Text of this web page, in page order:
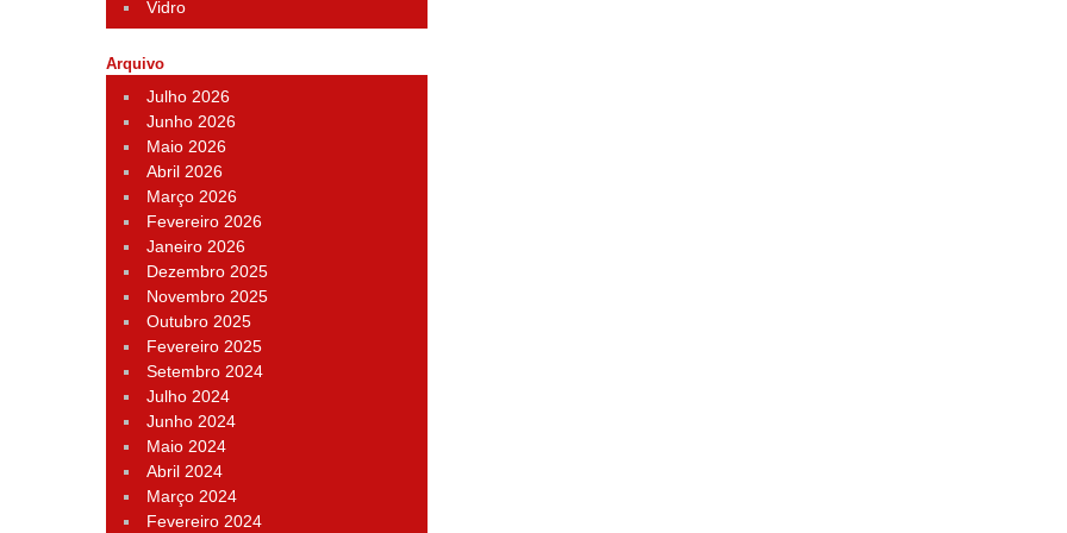
Vidro
Arquivo
Julho 2026
Junho 2026
Maio 2026
Abril 2026
Março 2026
Fevereiro 2026
Janeiro 2026
Dezembro 2025
Novembro 2025
Outubro 2025
Fevereiro 2025
Setembro 2024
Julho 2024
Junho 2024
Maio 2024
Abril 2024
Março 2024
Fevereiro 2024